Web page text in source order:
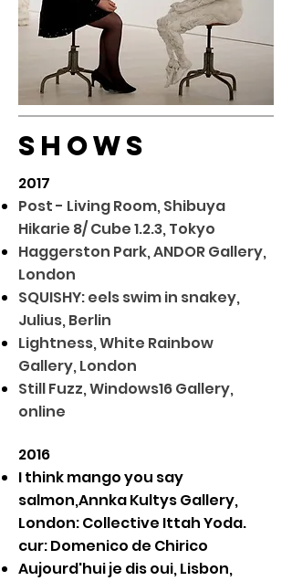
SHOWS
2017
Post - Living Room, Shibuya
Hikarie 8/ Cube 1.2.3, Tokyo
Haggerston Park, ANDOR Gallery,
London
SQUISHY: eels swim in snakey,
Julius, Berlin
Lightness, White Rainbow
Gallery, London
Still Fuzz, Windows16 Gallery,
online
2016
I think mango you say
salmon,Annka Kultys Gallery,
London: Collective Ittah Yoda.
cur: Domenico de Chirico
Aujourd'hui je dis oui, Lisbon,